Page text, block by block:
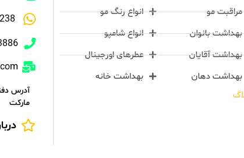
مراقبت مو
بهداشت بانوان
بهداشت آقایان
بهداشت دهان
انواع رنگ مو
انواع شامپو
عطرهای اورجینال
بهداشت خانه
آدرس
مارکت